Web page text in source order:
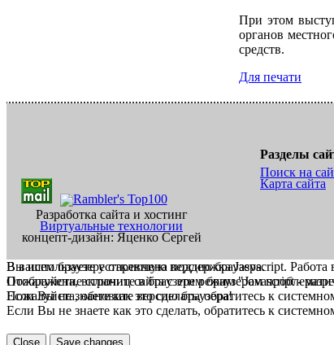
При этом
органов
средств.
Для печати
Разработка сайта и хостинг
Виртуальные технологии
концепт-дизайн: Яценко Сергей
Разделы
Поиск на
Карта сайта
В вашем браузере отключена поддержка Jasvscript. Работа
Пожалуйста, включите в браузере режим "Javascript -
Если Вы не знаете как это сделать, обратитесь к
Вы используете устаревшую версию браузера.
Отображение страниц сайта с этим браузером
Пожалуйста, обновите версию браузера!
Если Вы не знаете как это сделать, обратитесь к
Close Save changes